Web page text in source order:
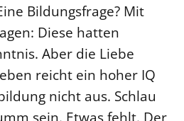
Bildungsfrage? Mit
Diese hatten
Aber die Liebe
reicht ein hoher IQ
nicht aus. Schlau
sein. Etwas fehlt. Der